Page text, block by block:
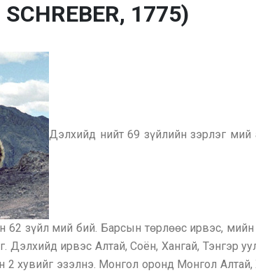
1775)
Дэлхийд нийт 69 зүйлийн зэрлэг мий
62 зүйл мий бий. Барсын төрлөөс ирвэс,
ирвэс Алтай, Соён, Хангай, Тэнгэр
2 хувийг эзэлнэ. Монгол оронд Монгол Алтай,